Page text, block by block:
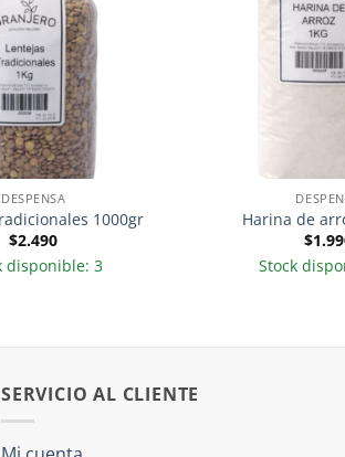
DESPENSA
1000gr
$2.490
disponible: 3
Harina de
$
Stock
SERVICIO AL CLIENTE